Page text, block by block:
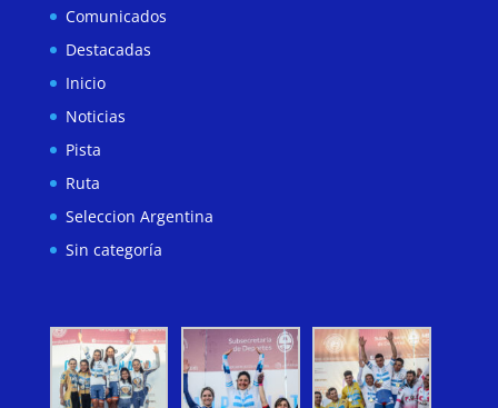
Comunicados
Destacadas
Inicio
Noticias
Pista
Ruta
Seleccion Argentina
Sin categoría